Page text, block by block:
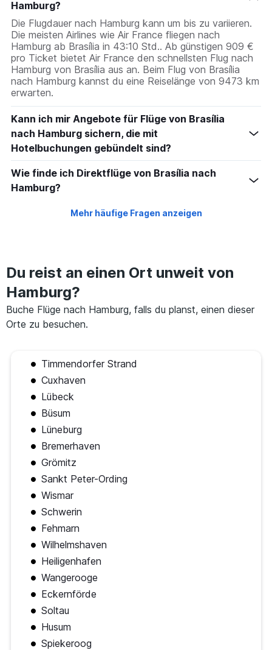
Hamburg?
Die Flugdauer nach Hamburg kann um bis zu variieren.
Die meisten Airlines wie Air France fliegen nach
Hamburg ab Brasília in 43:10 Std.. Ab günstigen 909 €
pro Ticket bietet Air France den schnellsten Flug nach
Hamburg von Brasília aus an. Beim Flug von Brasília
nach Hamburg kannst du eine Reiselänge von 9473 km
erwarten.
Kann ich mir Angebote für Flüge von Brasília
nach Hamburg sichern, die mit
Hotelbuchungen gebündelt sind?
Wie finde ich Direktflüge von Brasília nach
Hamburg?
Mehr häufige Fragen anzeigen
Du reist an einen Ort unweit von
Hamburg?
Buche Flüge nach Hamburg, falls du planst, einen dieser
Orte zu besuchen.
Timmendorfer Strand
Cuxhaven
Lübeck
Büsum
Lüneburg
Bremerhaven
Grömitz
Sankt Peter-Ording
Wismar
Schwerin
Fehmarn
Wilhelmshaven
Heiligenhafen
Wangerooge
Eckernförde
Soltau
Husum
Spiekeroog